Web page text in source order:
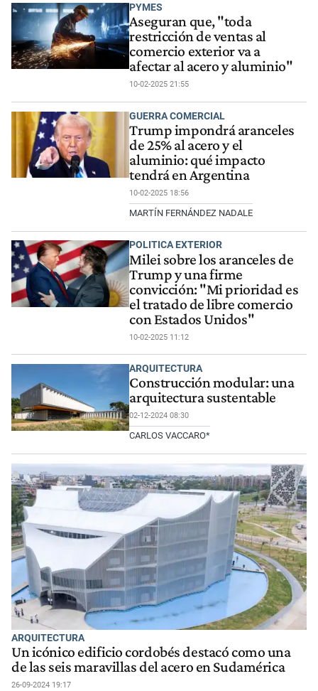
PYMES
Aseguran que, "toda
restricción de ventas al
comercio exterior va a
afectar al acero y aluminio"
10-02-2025 21:55
GUERRA COMERCIAL
Trump impondrá aranceles
de 25% al acero y el
aluminio: qué impacto
tendrá en Argentina
10-02-2025 18:56
MARTÍN FERNÁNDEZ NADALE
POLITICA EXTERIOR
Milei sobre los aranceles de
Trump y una firme
convicción: "Mi prioridad es
el tratado de libre comercio
con Estados Unidos"
10-02-2025 11:12
ARQUITECTURA
Construcción modular: una
arquitectura sustentable
02-12-2024 08:30
CARLOS VACCARO*
ARQUITECTURA
Un icónico edificio cordobés destacó como una
de las seis maravillas del acero en Sudamérica
26-09-2024 19:17